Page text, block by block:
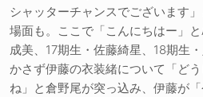
シャッターチャンスでございます
場面も。ここで「こんにちはー」
成美、17期生・佐藤綺星、18期生
かさず伊藤の衣装緒について「ど
ね」と倉野尾が突っ込み、伊藤が